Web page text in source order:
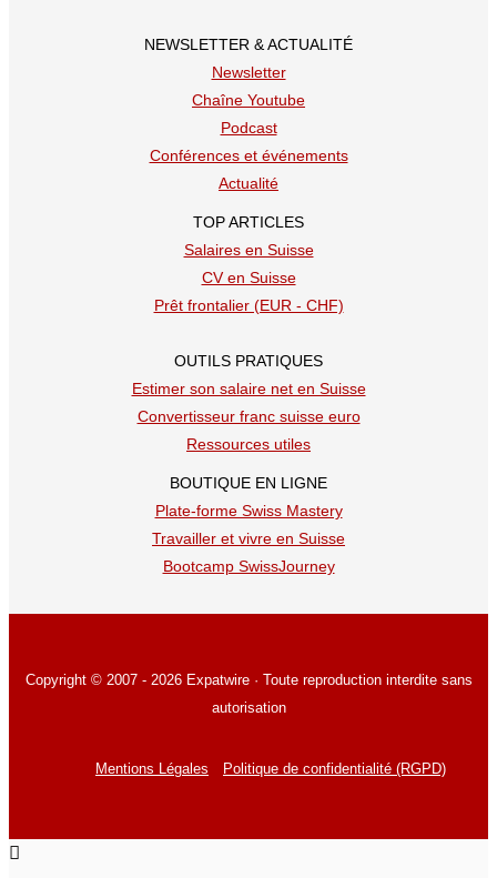
NEWSLETTER & ACTUALITÉ
Newsletter
Chaîne Youtube
Podcast
Conférences et événements
Actualité
TOP ARTICLES
Salaires en Suisse
CV en Suisse
Prêt frontalier (EUR - CHF)
OUTILS PRATIQUES
Estimer son salaire net en Suisse
Convertisseur franc suisse euro
Ressources utiles
BOUTIQUE EN LIGNE
Plate-forme Swiss Mastery
Travailler et vivre en Suisse
Bootcamp SwissJourney
Copyright © 2007 - 2026 Expatwire · Toute reproduction interdite sans
autorisation
Mentions Légales Politique de confidentialité (RGPD)